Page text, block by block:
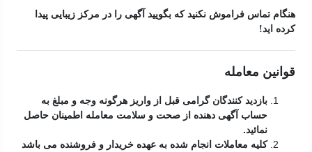
هنگام تماس فراموش نکنید که بگویید آگهی را در مرکز زیباییپیدا
کرده اید!
قوانین معامله
بازدید کنندگان گرامی قبل از واریز هرگونه وجه و مبلغ به
حساب آگهی دهنده از صحت و سلامت معامله اطمینان حاصل
نمائید.
کلیه معاملات انجام شده به عهده خریدار و فروشنده می باشد